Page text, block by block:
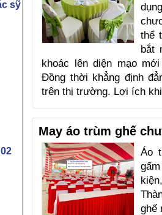
thể
bắt
khoác lên diện mạo
Đồng thời khẳng định
trên thị trường. Lợi ích
May áo trùm ghế
Áo
ghế